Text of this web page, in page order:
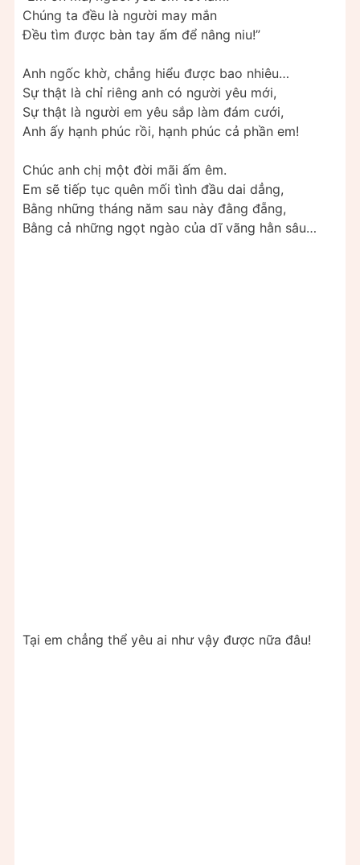
Chúng ta đều là người may mắn
Đều tìm được bàn tay ấm để nâng niu!”
Anh ngốc khờ, chẳng hiểu được bao nhiêu…
Sự thật là chỉ riêng anh có người yêu mới,
Sự thật là người em yêu sắp làm đám cưới,
Anh ấy hạnh phúc rồi, hạnh phúc cả phần em!
Chúc anh chị một đời mãi ấm êm.
Em sẽ tiếp tục quên mối tình đầu dai dẳng,
Bằng những tháng năm sau này đằng đẵng,
Bằng cả những ngọt ngào của dĩ vãng hằn sâu…
Tại em chẳng thể yêu ai như vậy được nữa đâu!